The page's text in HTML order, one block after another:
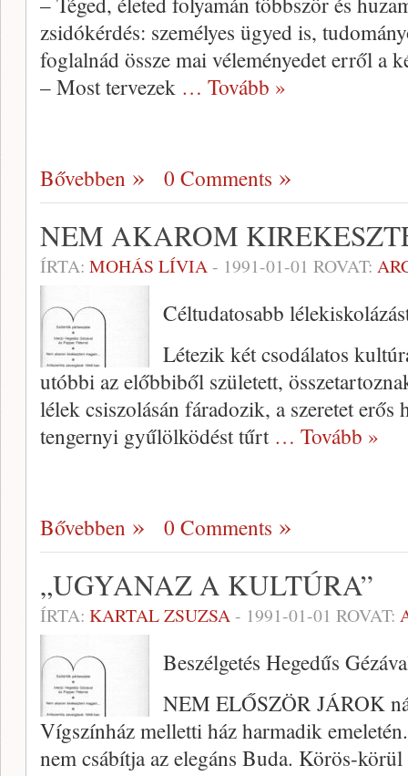
zsidókérdés: szemé­lyes ügyed is,
foglalnád össze mai véleményedet erről a
– Most tervezek … Tovább »
Bővebben 0 Comments
NEM AKAROM
ÍRTA: MOHÁS LÍVIA- 1991-01-01 ROVAT:
Céltudatosabb
Létezik két csodálatos
utóbbi az előbbiből született,
lélek csiszo­lásán fáradozik, a szeretet erős
tengernyi gyűlölködést tűrt … Tovább »
Bővebben 0 Comments
„UGYANAZ A KULTÚRA”
ÍRTA: KARTAL ZSUZSA- 1991-01-01 ROVAT:
Beszélgetés Hegedűs
NEM ELŐSZÖR JÁROK
Vígszínház mel­letti ház harmadik
nem csá­bítja az elegáns Buda. Körös-